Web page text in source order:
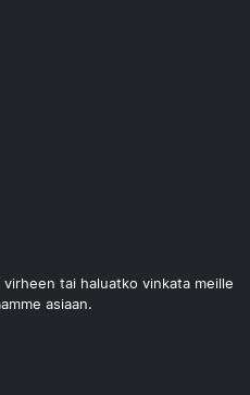
tai haluatko vinkata meille
asiaan.